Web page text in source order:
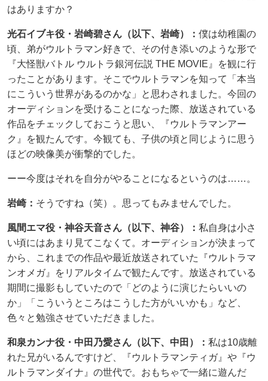
はありますか？
光石イブキ役・岩崎碧さん（以下、岩崎）： 僕は幼稚園の
頃、弟がウルトラマン好きで、その付き添いのような形で
『大怪獣バトル ウルトラ銀河伝説 THE MOVIE』を観に行
ったことがあります。そこでウルトラマンを知って「本当
にこういう世界があるのかな」と思わされました。今回の
オーディションを受けることになった際、放送されている
作品をチェックしておこうと思い、『ウルトラマンアー
ク』を観たんです。今観ても、子供の頃と同じように思う
ほどの映像美が衝撃的でした。
ーー今度はそれを自分がやることになるというのは……。
岩崎： そうですね（笑）。思ってもみませんでした。
風間エマ役・神谷天音さん（以下、神谷）： 私自身は小さ
い頃にはあまり見てこなくて。オーディションが決まって
から、これまでの作品や最近放送されていた『ウルトラマ
ンオメガ』をリアルタイムで観たんです。放送されている
期間に撮影もしていたので「どのように演じたらいいの
か」「こういうところはこうした方がいいかも」など、
色々と勉強させていただきました。
和泉カンナ役・中田乃愛さん（以下、中田）： 私は10歳離
れた兄がいるんですけど、『ウルトラマンティガ』や『ウ
ルトラマンダイナ』の世代で。おもちゃで一緒に遊んだ